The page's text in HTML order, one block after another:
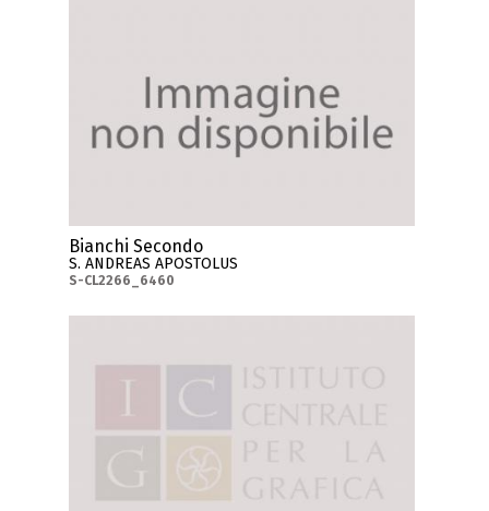
Bianchi Secondo
S. ANDREAS APOSTOLUS
S-CL2266_6460